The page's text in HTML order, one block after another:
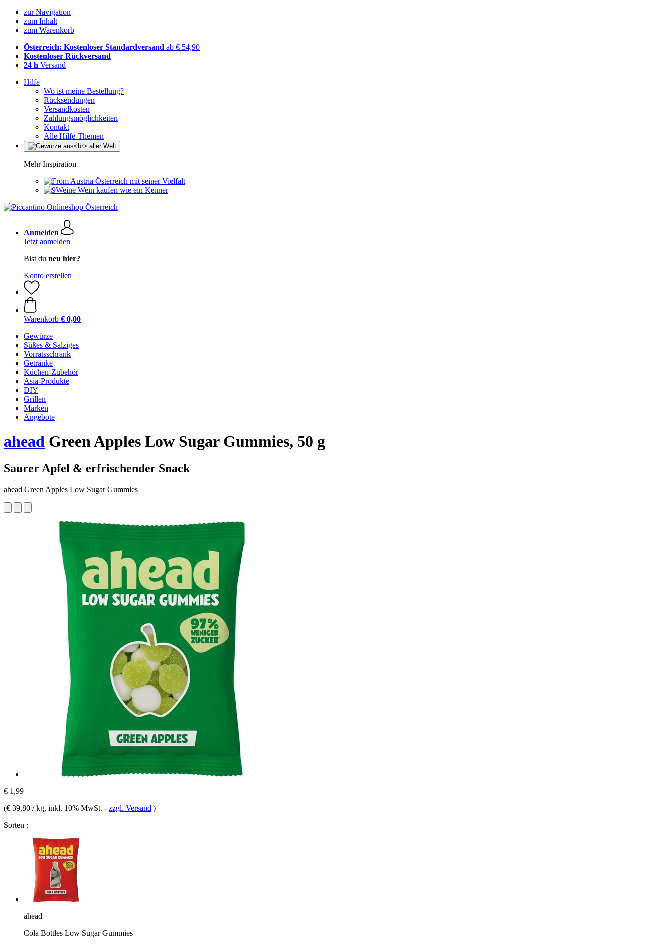
zur Navigation
zum Inhalt
zum Warenkorb
Österreich: Kostenloser Standardversand ab € 54,90
Kostenloser Rückversand
24 h Versand
Hilfe
Wo ist meine Bestellung?
Rücksendungen
Versandkosten
Zahlungsmöglichkeiten
Kontakt
Alle Hilfe-Themen
Mehr Inspiration
Österreich mit seiner Vielfalt
Wein kaufen wie ein Kenner
Anmelden
Jetzt anmelden
Bist du neu hier?
Konto erstellen
Warenkorb € 0,00
Gewürze
Süßes & Salziges
Vorratsschrank
Getränke
Küchen-Zubehör
Asia-Produkte
DIY
Grillen
Marken
Angebote
ahead Green Apples Low Sugar Gummies, 50 g
Saurer Apfel & erfrischender Snack
ahead Green Apples Low Sugar Gummies
€ 1,99
(€ 39,80 / kg, inkl. 10% MwSt. - zzgl. Versand )
Sorten :
ahead
Cola Bottles Low Sugar Gummies